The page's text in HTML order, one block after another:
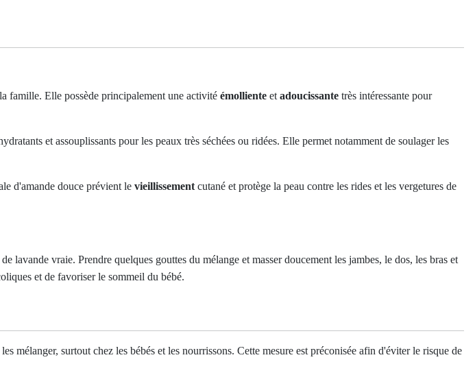
famille. Elle possède principalement une activité émolliente et adoucissante très intéressante pour
et assouplissants pour les peaux très séchées ou ridées. Elle permet notamment de soulager les
d'amande douce prévient le vieillissement cutané et protège la peau contre les rides et les vergetures de
lavande vraie. Prendre quelques gouttes du mélange et masser doucement les jambes, le dos, les bras et
et de favoriser le sommeil du bébé.
mélanger, surtout chez les bébés et les nourrissons. Cette mesure est préconisée afin d'éviter le risque de